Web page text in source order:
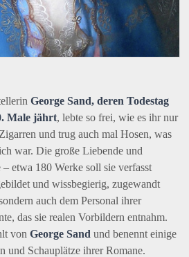
George Sand, deren Todestag
Male jährt, lebte so frei, wie es ihr nur
und trug auch mal Hosen, was
war. Die große Liebende und
etwa 180 Werke soll sie verfasst
und wissbegierig, zugewandt
auch dem Personal ihrer
das sie realen Vorbildern entnahm.
von George Sand und benennt einige
und Schauplätze ihrer Romane.